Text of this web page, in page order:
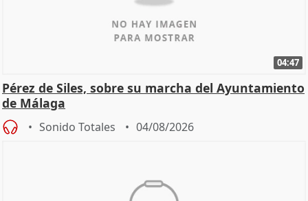
04:47
Pérez de Siles, sobre su marcha del Ayuntamiento
de Málaga
Sonido Totales 04/08/2026